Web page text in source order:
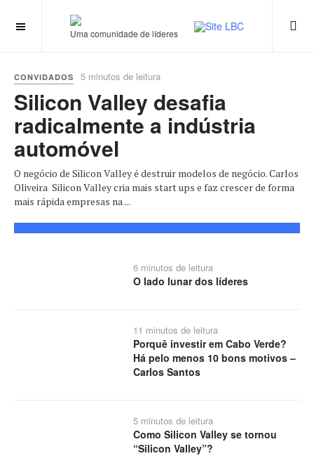
Uma comunidade de líderes
CONVIDADOS 5 minutos de leitura
Silicon Valley desafia
radicalmente a indústria
automóvel
O negócio de Silicon Valley é destruir modelos de negócio. Carlos
Oliveira Silicon Valley cria mais start ups e faz crescer de forma
mais rápida empresas na ...
6 minutos de leitura
O lado lunar dos líderes
11 minutos de leitura
Porquê investir em Cabo Verde?
Há pelo menos 10 bons motivos –
Carlos Santos
5 minutos de leitura
Como Silicon Valley se tornou
“Silicon Valley”?